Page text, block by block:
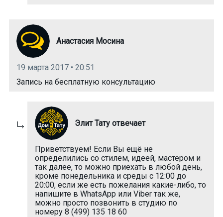
Анастасия Мосина
19 марта 2017 • 20:51
Запись на бесплатную консультацию
Элит Тату отвечает
Приветствуем! Если Вы ещё не
определились со стилем, идеей, мастером и
так далее, то можно приехать в любой день,
кроме понедельника и среды с 12:00 до
20:00, если же есть пожелания какие-либо, то
напишите в WhatsApp или Viber так же,
можно просто позвонить в студию по
номеру 8 (499) 135 18 60